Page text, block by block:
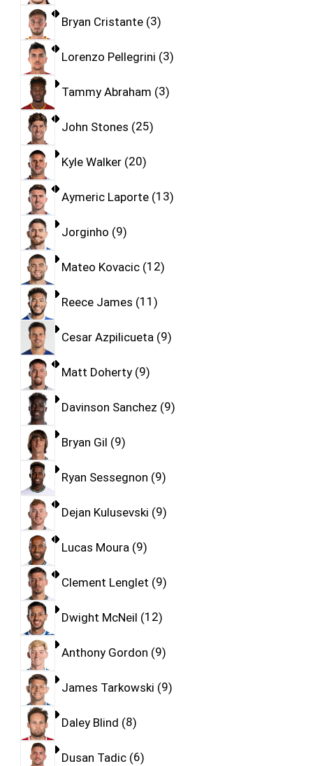
Bryan Cristante 3
Lorenzo Pellegrini 3
Tammy Abraham 3
John Stones 25
Kyle Walker 20
Aymeric Laporte 13
Jorginho 9
Mateo Kovacic 12
Reece James 11
Cesar Azpilicueta 9
Matt Doherty 9
Davinson Sanchez 9
Bryan Gil 9
Ryan Sessegnon 9
Dejan Kulusevski 9
Lucas Moura 9
Clement Lenglet 9
Dwight McNeil 12
Anthony Gordon 9
James Tarkowski 9
Daley Blind 8
Dusan Tadic 6